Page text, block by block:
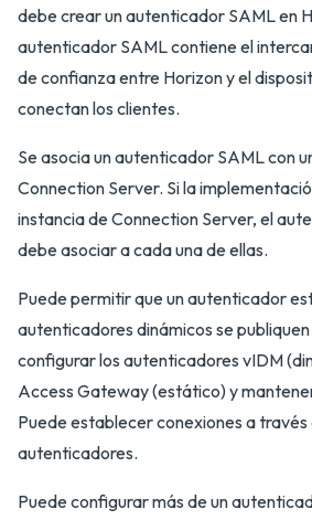
debe crear un autenticador SAML en
autenticador SAML contiene el
de confianza entre Horizon y el
conectan los clientes.
Se asocia un autenticador SAML con
Connection Server. Si la
instancia de Connection Server, el
debe asociar a cada una de ellas.
Puede permitir que un autenticador
autenticadores dinámicos se
configurar los autenticadores vIDM
Access Gateway (estático) y
Puede establecer conexiones a través
autenticadores.
Puede configurar más de un